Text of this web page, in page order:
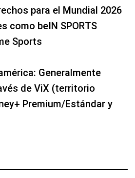
para el Mundial 2026
como beIN SPORTS
Sports
Generalmente
de ViX (territorio
Premium/Estándar y